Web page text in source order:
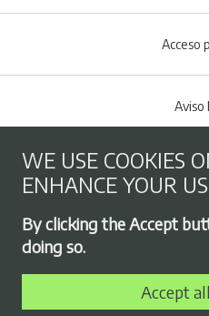
Footer menu
Acceso
Aviso
Privacy
WE USE COOKIES
ENHANCE YOUR
By clicking the Accept
doing so.
Accept